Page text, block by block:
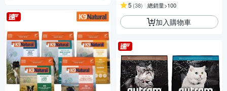
5 (38) 總銷量>100
加入購物車